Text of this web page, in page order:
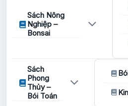
Sách Nông
Nghiệp –
Bonsai
Sách
Phong
Thủy –
Bói Toán